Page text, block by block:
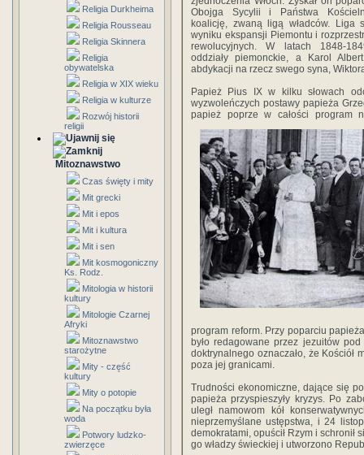
Religia Durkheima
Religia Rousseau
Religia Skinnera
Religia
obywatelska
Religia w XIX wieku
Religia w kulturze
Rozwój historii
religii
Mitoznawstwo
Czas święty i mity
Mit grecki
Mit i epos
Mit i kultura
Mit i sen
Mit kosmogoniczny
Ks. Rodz.
Mitologia w historii
kultury
Mitologie Czarnej
Afryki
Mitoznawstwo
starożytne
Mity - część
kultury
Mity o potopie
Na początku była
woda
Potwory ludzko-
zwierzęce
Obojga Sycylii i Państwa
koalicję, zwaną ligą władców. Liga
wyniku ekspansji Piemontu i
rewolucyjnych. W latach 1848-
oddziały piemonckie, a Karol
abdykacji na rzecz swego syna,
Papież Pius IX w kilku słowach
wyzwoleńczych postawy papieża
papież poprze w całości program
program reform. Przy poparciu
było redagowane przez jezuitów
doktrynalnego oznaczało, że Kościół
poza jej granicami.
Trudności ekonomiczne, dające się
papieża przyspieszyły kryzys. Po
uległ namowom kół
nieprzemyślane ustępstwa, i 24
demokratami, opuścił Rzym i
go władzy świeckiej i utworzono